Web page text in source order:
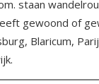
staan
gewoond of
Blaricum,